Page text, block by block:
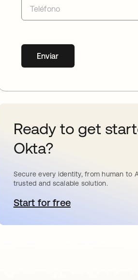
Enviar
Ready to get
Okta?
Secure every identity, from human to
trusted and scalable solution.
Start for freese abre en una